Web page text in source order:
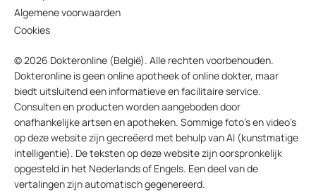
Algemene voorwaarden
Cookies
© 2026 Dokteronline (België). Alle rechten voorbehouden.
Dokteronline is geen online apotheek of online dokter, maar
biedt uitsluitend een informatieve en facilitaire service.
Consulten en producten worden aangeboden door
onafhankelijke artsen en apotheken. Sommige foto’s en video’s
op deze website zijn gecreëerd met behulp van AI (kunstmatige
intelligentie). De teksten op deze website zijn oorspronkelijk
opgesteld in het Nederlands of Engels. Een deel van de
vertalingen zijn automatisch gegenereerd.